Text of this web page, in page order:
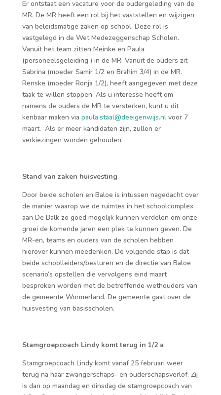
Er ontstaat een vacature voor de oudergeleding van de
MR. De MR heeft een rol bij het vaststellen en wijzigen
van beleidsmatige zaken op school. Deze rol is
vastgelegd in de Wet Medezeggenschap Scholen.
Vanuit het team zitten Meinke en Paula
(personeelsgeleiding ) in de MR. Vanuit de ouders zit
Sabrina (moeder Samir 1/2 en Brahim 3/4) in de MR.
Renske (moeder Ronja 1/2), heeft aangegeven met deze
taak te willen stoppen. Als u interesse heeft om
namens de ouders de MR te versterken, kunt u dit
kenbaar maken via paula.staal@deeigenwijs.nlvoor 7
maart. Als er meer kandidaten zijn, zullen er
verkiezingen worden gehouden.
Stand van zaken huisvesting
Door beide scholen en Baloe is intussen nagedacht over
de manier waarop we de ruimtes in het schoolcomplex
aan De Balk zo goed mogelijk kunnen verdelen om onze
groei de komende jaren een plek te kunnen geven. De
MR-en, teams en ouders van de scholen hebben
hierover kunnen meedenken. De volgende stap is dat
beide schoolleiders/besturen en de directie van Baloe
scenario’s opstellen die vervolgens eind maart
besproken worden met de betreffende wethouders van
de gemeente Wormerland. De gemeente gaat over de
huisvesting van basisscholen.
Stamgroepcoach Lindy komt terug in 1/2 a
Stamgroepcoach Lindy komt vanaf 25 februari weer
terug na haar zwangerschaps- en ouderschapsverlof. Zij
is dan op maandag en dinsdag de stamgroepcoach van